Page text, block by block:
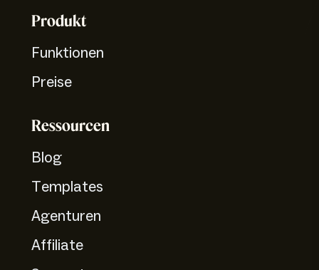
Produkt
Funktionen
Preise
Ressourcen
Blog
Templates
Agenturen
Affiliate